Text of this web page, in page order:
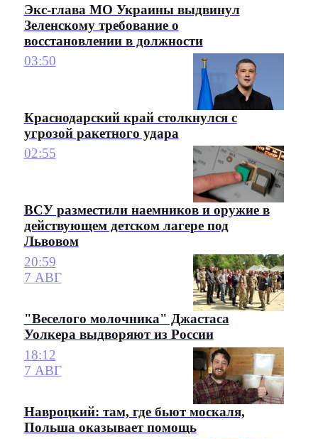
Экс-глава МО Украины выдвинул
Зеленскому требование о
восстановлении в должности
03:50
Краснодарский край столкнулся с
угрозой ракетного удара
02:55
ВСУ разместили наемников и оружие в
действующем детском лагере под
Львовом
20:59
7 АВГ
"Веселого молочника" Джастаса
Уолкера выдворяют из России
18:12
7 АВГ
Навроцкий: там, где бьют москаля,
Польша оказывает помощь